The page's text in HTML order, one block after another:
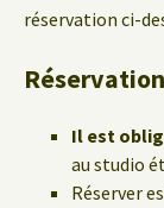
réservation ci-
Il est
au studio
Réserver